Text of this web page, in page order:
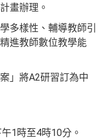
畫辦理。
多樣性、輔導教師引
進教師數位教學能
」將A2研習訂為中
1時至4時10分。